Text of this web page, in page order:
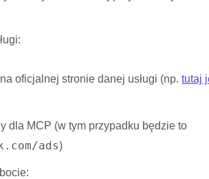
oficjalnej stronie danej usługi (np. tutaj
dla MCP (w tym przypadku będzie to
ads)